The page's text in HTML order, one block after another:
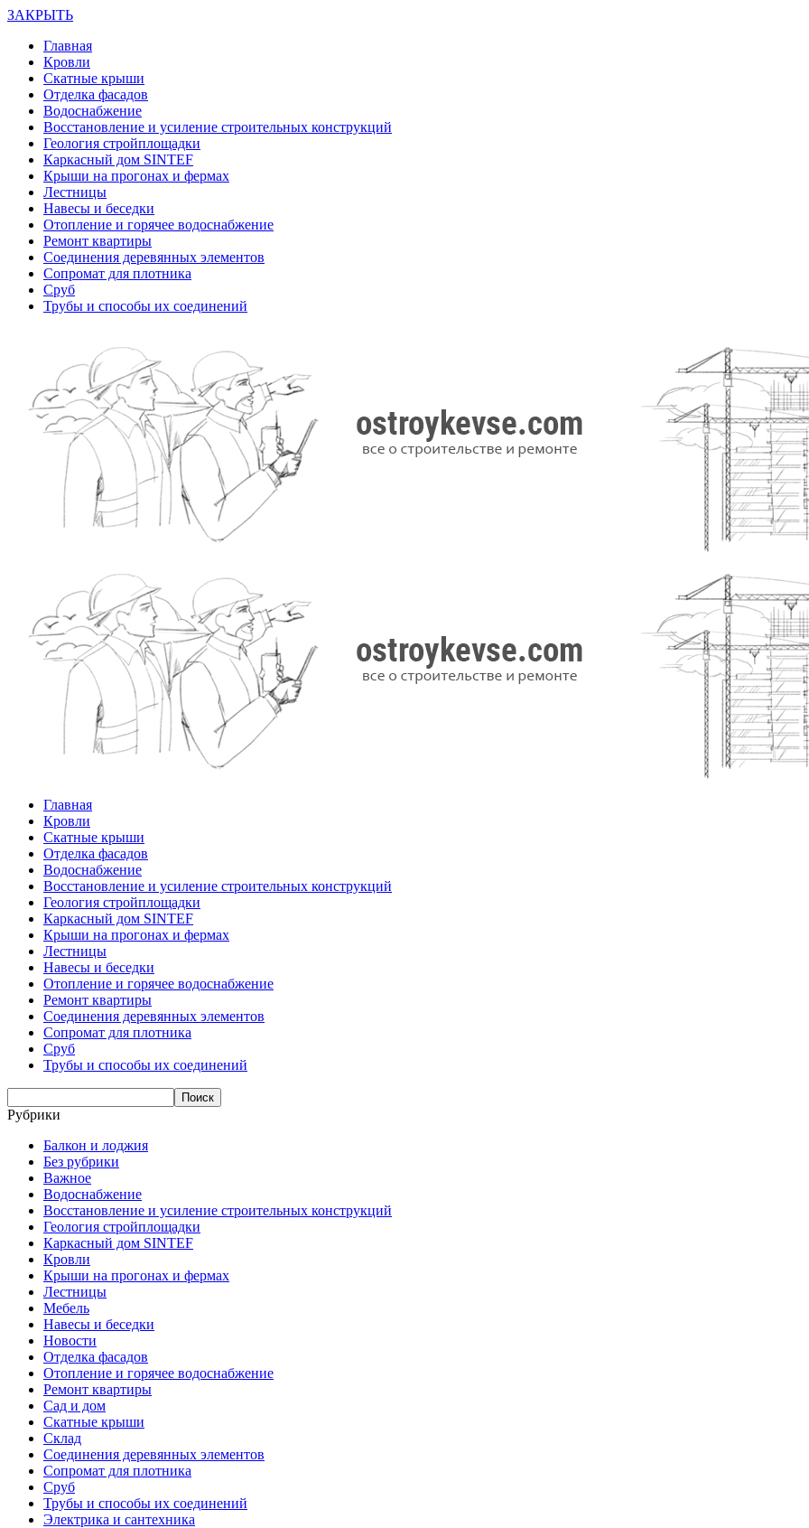
ЗАКРЫТЬ
Главная
Кровли
Скатные крыши
Отделка фасадов
Водоснабжение
Восстановление и усиление строительных конструкций
Геология стройплощадки
Каркасный дом SINTEF
Крыши на прогонах и фермах
Лестницы
Навесы и беседки
Отопление и горячее водоснабжение
Ремонт квартиры
Соединения деревянных элементов
Сопромат для плотника
Сруб
Трубы и способы их соединений
Главная
Кровли
Скатные крыши
Отделка фасадов
Водоснабжение
Восстановление и усиление строительных конструкций
Геология стройплощадки
Каркасный дом SINTEF
Крыши на прогонах и фермах
Лестницы
Навесы и беседки
Отопление и горячее водоснабжение
Ремонт квартиры
Соединения деревянных элементов
Сопромат для плотника
Сруб
Трубы и способы их соединений
Рубрики
Балкон и лоджия
Без рубрики
Важное
Водоснабжение
Восстановление и усиление строительных конструкций
Геология стройплощадки
Каркасный дом SINTEF
Кровли
Крыши на прогонах и фермах
Лестницы
Мебель
Навесы и беседки
Новости
Отделка фасадов
Отопление и горячее водоснабжение
Ремонт квартиры
Сад и дом
Скатные крыши
Склад
Соединения деревянных элементов
Сопромат для плотника
Сруб
Трубы и способы их соединений
Электрика и сантехника